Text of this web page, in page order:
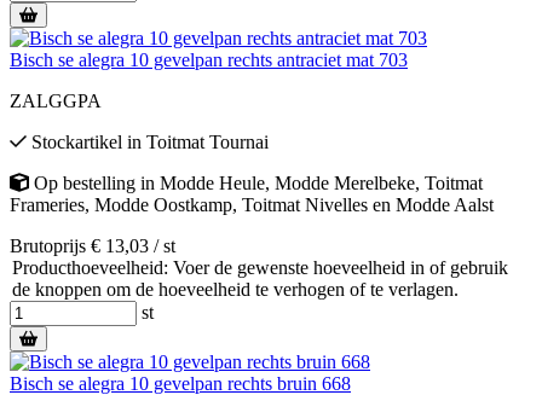
Bisch se alegra 10 gevelpan rechts antraciet mat 703
ZALGGPA
Stockartikel in Toitmat Tournai
Op bestelling in Modde Heule, Modde Merelbeke, Toitmat
Frameries, Modde Oostkamp, Toitmat Nivelles en Modde Aalst
Brutoprijs € 13,03 / st
Producthoeveelheid: Voer de gewenste hoeveelheid in of gebruik
de knoppen om de hoeveelheid te verhogen of te verlagen.
st
Bisch se alegra 10 gevelpan rechts bruin 668